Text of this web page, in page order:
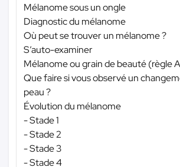
Mélanome sous un ongle
Diagnostic du mélanome
Où peut se trouver un mélanome ?
S’auto-examiner
Mélanome ou grain de beauté (règle
Que faire si vous observé un
peau ?
Évolution du mélanome
- Stade 1
- Stade 2
- Stade 3
- Stade 4